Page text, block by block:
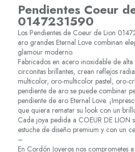
Pendientes Coeur
0147231590
Los Pendientes de Coeur de Lion
aro grandes Eternal Love combinan
glamour moderno.
Fabricados en acero inoxidable de
circonitas brillantes, crean reflejos
multicolor, oro-multicolor pastel, oro-
pendiente de aro se puede combinar
pendiente de aro Eternal Love.
que quiera rematar su look con un
Cada joya pedida a COEUR DE LION
estuche de diseño premium y con un
–
En Cordón Joyeros nos comprometes